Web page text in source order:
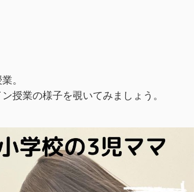
。
授業の様子を覗いてみましょう。